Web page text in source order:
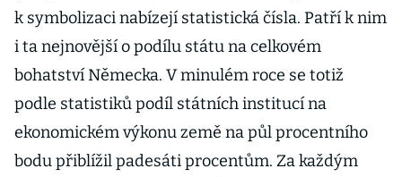
k symbolizaci nabízejí statistická čísla. Patří k nim
i ta nejnovější o podílu státu na celkovém
bohatství Německa. V minulém roce se totiž
podle statistiků podíl státních institucí na
ekonomickém výkonu země na půl procentního
bodu přiblížil padesáti procentům. Za každým